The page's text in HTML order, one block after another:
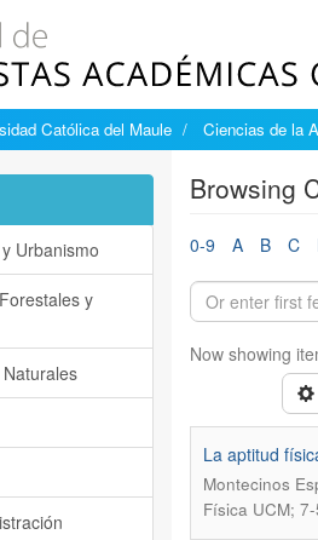
Católica del Maule Ciencias de la
Browsing
0-9 A B C
Now showing
La aptitud
Montecinos
Física UCM;
Urbanismo
y